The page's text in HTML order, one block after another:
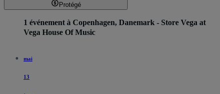
Protégé
1 événement à Copenhagen, Danemark - Store Vega at
Vega House Of Music
mai
13